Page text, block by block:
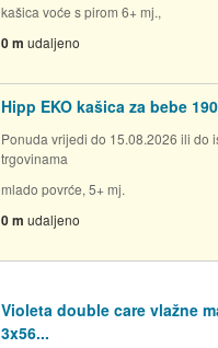
kašica voće s pirom 6+ mj.,
0 m udaljeno
Hipp EKO kašica za bebe
Ponuda vrijedi do 15.08.2026 ili do
trgovinama
mlado povrće, 5+ mj.
0 m udaljeno
Violeta double care vlažne
3x56...